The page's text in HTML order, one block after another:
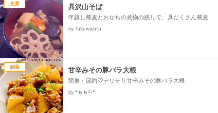
主菜 具沢山そば
年越し蕎麦とおせちの煮物の残りで、具だくさん蕎麦
by fukuwajutu
副菜 甘辛みその豚バラ大根
簡単・節約♡テリテリ甘辛みその豚バラ大根
by *ももら*